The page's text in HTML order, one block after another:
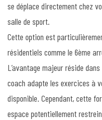
se déplace directement chez
salle de sport.
Cette option est
résidentiels comme le 6ème
L’avantage majeur réside
coach adapte les exercices à
disponible. Cependant, cette
espace potentiellement